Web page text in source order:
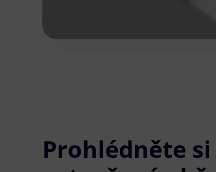
Prohlédněte si